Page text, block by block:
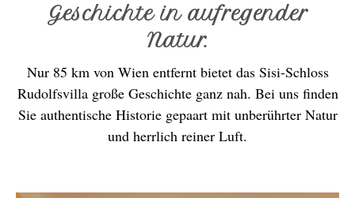
Geschichte in aufregender
Natur.
Nur 85 km von Wien entfernt bietet das Sisi-Schloss
Rudolfsvilla große Geschichte ganz nah. Bei uns finden
Sie authentische Historie gepaart mit unberührter Natur
und herrlich reiner Luft.